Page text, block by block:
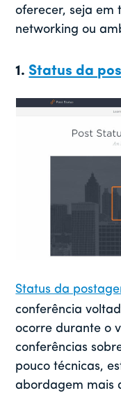
oferecer, seja em
networking ou
1. Status da
Status da
conferência
ocorre durante o
conferências
pouco técnicas,
abordagem mais